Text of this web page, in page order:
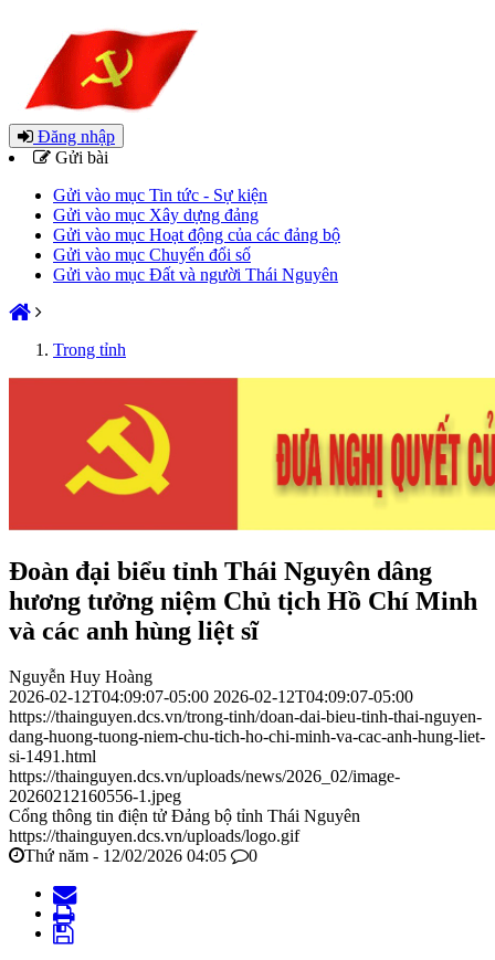
Đăng nhập
Gửi bài
Gửi vào mục Tin tức - Sự kiện
Gửi vào mục Xây dựng đảng
Gửi vào mục Hoạt động của các đảng bộ
Gửi vào mục Chuyển đổi số
Gửi vào mục Đất và người Thái Nguyên
Trong tỉnh
Đoàn đại biểu tỉnh Thái Nguyên dâng
hương tưởng niệm Chủ tịch Hồ Chí Minh
và các anh hùng liệt sĩ
Nguyễn Huy Hoàng
2026-02-12T04:09:07-05:00 2026-02-12T04:09:07-05:00
https://thainguyen.dcs.vn/trong-tinh/doan-dai-bieu-tinh-thai-nguyen-
dang-huong-tuong-niem-chu-tich-ho-chi-minh-va-cac-anh-hung-liet-
si-1491.html
https://thainguyen.dcs.vn/uploads/news/2026_02/image-
20260212160556-1.jpeg
Cổng thông tin điện tử Đảng bộ tỉnh Thái Nguyên
https://thainguyen.dcs.vn/uploads/logo.gif
Thứ năm - 12/02/2026 04:05
0